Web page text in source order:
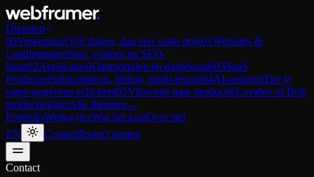
Diensten
00VerkenningVijf dagen, dan een vaste prijs01Websites &
LandingpagesSnel, custom en SEO-
klaar02ApplicatiesKlantportalen en dashboards03SaaS
ProductenSubscriptions, billing, multi-tenant04AI-assistentDie je
eigen gegevens echt kent05Vibecode naar productieLovable of Bolt
productieklaarAlle diensten →
PortfolioWerkwijzeWat het kostOver mij
EN
ContactProject starten
Contact